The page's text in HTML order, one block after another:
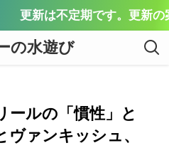
定期です。更新の案内はX（
の水遊び
ールの「慣性」と
ヴァンキッシュ、